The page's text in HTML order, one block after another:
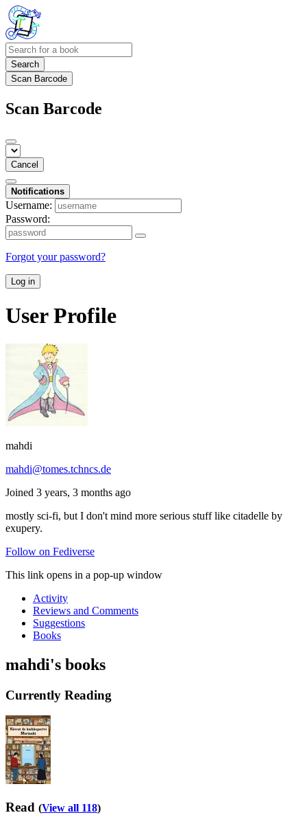
Search
Scan Barcode
Scan Barcode
Cancel
Notifications
Username:
Password:
Forgot your password?
Log in
User Profile
mahdi
mahdi@tomes.tchncs.de
Joined 3 years, 3 months ago
mostly sci-fi, but I don't mind more serious stuff like citadelle by
exupery.
Follow on Fediverse
This link opens in a pop-up window
Activity
Reviews and Comments
Suggestions
Books
mahdi's books
Currently Reading
Read (View all 118)